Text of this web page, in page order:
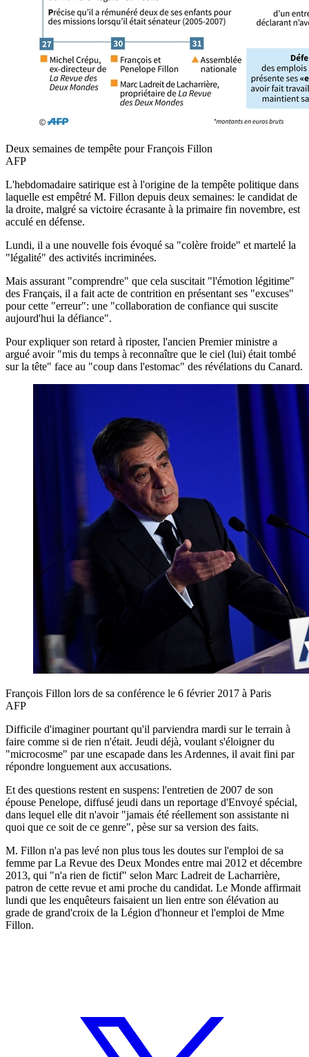
Deux semaines de tempête pour François Fillon
AFP
L'hebdomadaire satirique est à l'origine de la tempête politique dans
laquelle est empêtré M. Fillon depuis deux semaines: le candidat de
la droite, malgré sa victoire écrasante à la primaire fin novembre, est
acculé en défense.
Lundi, il a une nouvelle fois évoqué sa "colère froide" et martelé la
"légalité" des activités incriminées.
Mais assurant "comprendre" que cela suscitait "l'émotion légitime"
des Français, il a fait acte de contrition en présentant ses "excuses"
pour cette "erreur": une "collaboration de confiance qui suscite
aujourd'hui la défiance".
Pour expliquer son retard à riposter, l'ancien Premier ministre a
argué avoir "mis du temps à reconnaître que le ciel (lui) était tombé
sur la tête" face au "coup dans l'estomac" des révélations du Canard.
François Fillon lors de sa conférence le 6 février 2017 à Paris
AFP
Difficile d'imaginer pourtant qu'il parviendra mardi sur le terrain à
faire comme si de rien n'était. Jeudi déjà, voulant s'éloigner du
"microcosme" par une escapade dans les Ardennes, il avait fini par
répondre longuement aux accusations.
Et des questions restent en suspens: l'entretien de 2007 de son
épouse Penelope, diffusé jeudi dans un reportage d'Envoyé spécial,
dans lequel elle dit n'avoir "jamais été réellement son assistante ni
quoi que ce soit de ce genre", pèse sur sa version des faits.
M. Fillon n'a pas levé non plus tous les doutes sur l'emploi de sa
femme par La Revue des Deux Mondes entre mai 2012 et décembre
2013, qui "n'a rien de fictif" selon Marc Ladreit de Lacharrière,
patron de cette revue et ami proche du candidat. Le Monde affirmait
lundi que les enquêteurs faisaient un lien entre son élévation au
grade de grand'croix de la Légion d'honneur et l'emploi de Mme
Fillon.